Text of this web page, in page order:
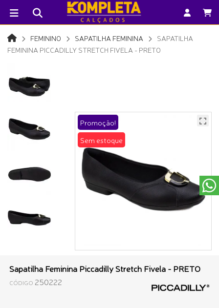
FEMININO SAPATILHA FEMININA
SAPATILHA
FEMININA PICCADILLY STRETCH FIVELA - PRETO
Promoção!
Sem estoque
Sapatilha Feminina Piccadilly Stretch Fivela - PRETO
CÓDIGO 250222